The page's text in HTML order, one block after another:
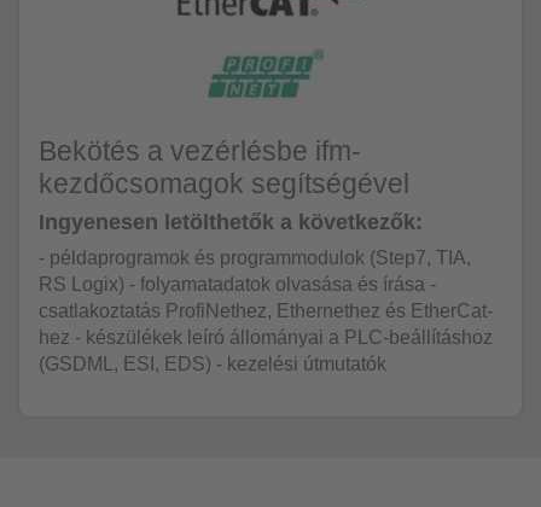
Bekötés a vezérlésbe ifm-
kezdőcsomagok segítségével
Ingyenesen letölthetők a következők:
- példaprogramok és programmodulok (Step7, TIA,
RS Logix) - folyamatadatok olvasása és írása -
csatlakoztatás ProfiNethez, Ethernethez és EtherCat-
hez - készülékek leíró állományai a PLC-beállításhoz
(GSDML, ESI, EDS) - kezelési útmutatók